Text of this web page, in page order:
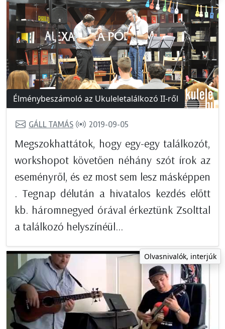
Élménybeszámoló az Ukuleletalálkozó II-ről
GÁLL TAMÁS 2019-09-05
Megszokhattátok, hogy egy-egy találkozót,
workshopot követően néhány szót írok az
eseményről, és ez most sem lesz másképpen
. Tegnap délután a hivatalos kezdés előtt
kb. háromnegyed órával érkeztünk Zsolttal
a találkozó helyszínéül...
Olvasnivalók, interjúk